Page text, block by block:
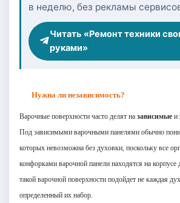
в неделю, без рекламы
Читать «Ремонт техники
руками»
Нужна ли независимость?
Варочные поверхности часто делят на зависимые и
Под зависимыми варочными панелями обычно
которых невозможна без духовки, поскольку все
конфорками варочной панели находятся на
такой варочной поверхности подойдет не каждая
определенный их набор.